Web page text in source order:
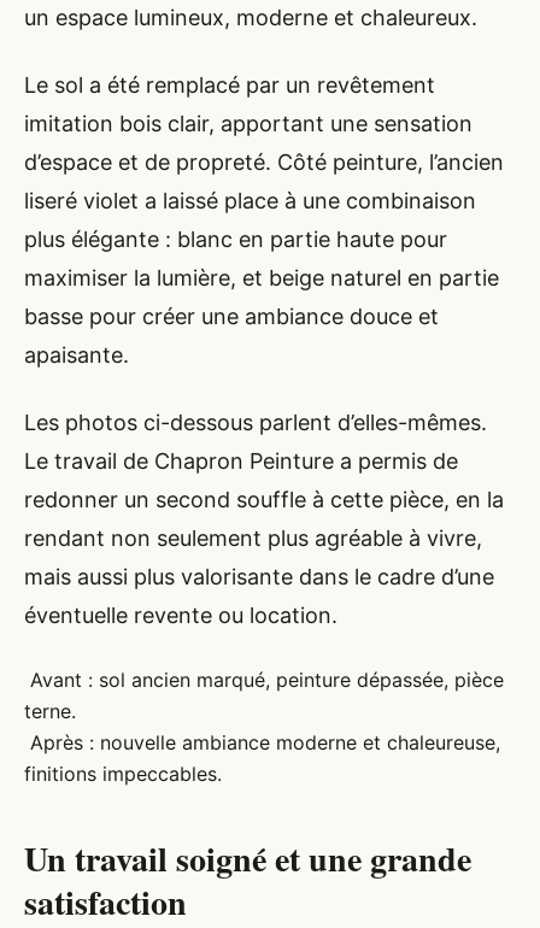
un espace lumineux, moderne et chaleureux.
Le sol a été remplacé par un revêtement
imitation bois clair, apportant une sensation
d’espace et de propreté. Côté peinture, l’ancien
liseré violet a laissé place à une combinaison
plus élégante : blanc en partie haute pour
maximiser la lumière, et beige naturel en partie
basse pour créer une ambiance douce et
apaisante.
Les photos ci-dessous parlent d’elles-mêmes.
Le travail de Chapron Peinture a permis de
redonner un second souffle à cette pièce, en la
rendant non seulement plus agréable à vivre,
mais aussi plus valorisante dans le cadre d’une
éventuelle revente ou location.
Avant : sol ancien marqué, peinture dépassée, pièce
terne.
Après : nouvelle ambiance moderne et chaleureuse,
finitions impeccables.
Un travail soigné et une grande
satisfaction